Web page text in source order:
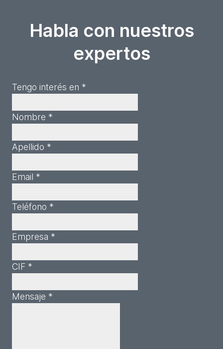
Habla con nuestros
expertos
Tengo interés en *
Nombre *
Apellido *
Email *
Teléfono *
Empresa *
CIF *
Mensaje *